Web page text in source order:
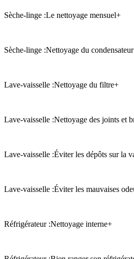
Sèche-linge :Le nettoyage mensuel+
Sèche-linge :Nettoyage du condensateur
Lave-vaisselle :Nettoyage du filtre+
Lave-vaisselle :Nettoyage des joints et
Lave-vaisselle :Éviter les dépôts sur la
Lave-vaisselle :Éviter les mauvaises
Réfrigérateur :Nettoyage interne+